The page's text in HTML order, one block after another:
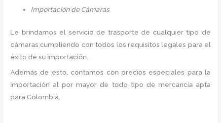
Importación de Cámaras
Le brindamos el servicio de trasporte de cualquier tipo de
cámaras cumpliendo con todos los requisitos legales para el
éxito de su importación.
Además de esto, contamos con precios especiales para la
importación al por mayor de todo tipo de mercancía apta
para Colombia.